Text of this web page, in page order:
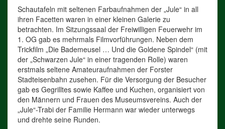
Schautafeln mit seltenen Farbaufnahmen der „Jule“ in all
ihren Facetten waren in einer kleinen Galerie zu
betrachten. Im Sitzungssaal der Freiwilligen Feuerwehr im
1. OG gab es mehrmals Filmvorführungen. Neben dem
Trickfilm „Die Bademeusel … Und die Goldene Spindel“ (mit
der „Schwarzen Jule“ in einer tragenden Rolle) waren
erstmals seltene Amateuraufnahmen der Forster
Stadteisenbahn zusehen. Für die Versorgung der Besucher
gab es Gegrilltes sowie Kaffee und Kuchen, organisiert von
den Männern und Frauen des Museumsvereins. Auch der
„Jule“-Trabi der Familie Hermann war wieder unterwegs
und drehte seine Runden.